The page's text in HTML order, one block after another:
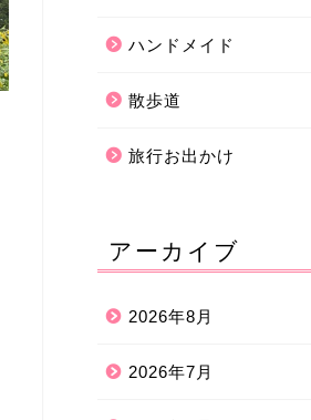
ハンドメイド
散歩道
旅行お出かけ
アーカイブ
2026年8月
2026年7月